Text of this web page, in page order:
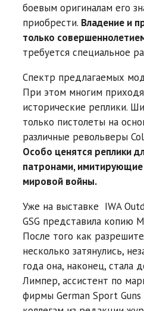
боевым оригиналам его
приобрести. Владение и
только
требуется специальное
Спектр предлагаемых
При этом многим
исторические реплики.
только пистолеты на
различные револьверы
Особо ценятся реплики
патронами,
мировой войны.
Уже на выставке IWA
GSG представила копию
После того как
несколько затянулись,
года она, наконец, стала
Лимпер, ассистент по
фирмы German Sport